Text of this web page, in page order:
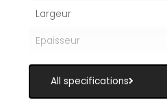
Largeur
Epaisseur
All specifications